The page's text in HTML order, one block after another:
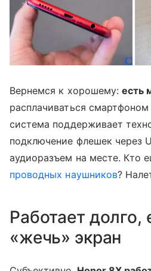
Вернемся к хорошему:есть
расплачиваться
система поддерживает
подключение флешек через
аудиоразъем на месте. Кто
проводных наушников?
Работает долго,
«жечь» экран